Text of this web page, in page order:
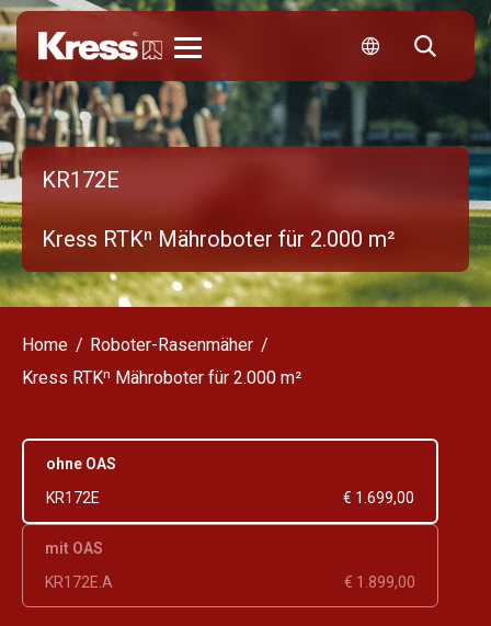
KR172E
Kress RTKⁿ Mähroboter für 2.000 m²
Home
Roboter-Rasenmäher
Kress RTKⁿ Mähroboter für 2.000 m²
ohne OAS
KR172E
€ 1.699,00
mit OAS
KR172E.A
€ 1.899,00